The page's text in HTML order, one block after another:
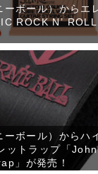
ボール）からエ
ROCK N’
ボール）からハ
ットラップ「
」が発売！